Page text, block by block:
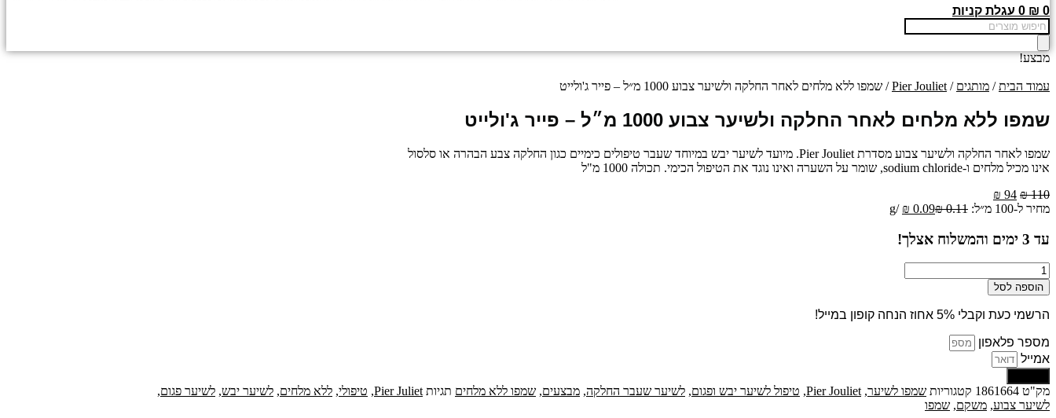
₪ 0
0 עגלת קניות
Products
search
מבצע!
עמוד הבית/ מותגים /
Pier Jouliet/ שמפו ללא מלחים לאחר החלקה ולשיער צבוע 1000 מ״ל – פייר ג'ולייט
שמפו ללא מלחים לאחר החלקה ולשיער צבוע 1000 מ״ל – פייר ג'ולייט
שמפו לאחר החלקה ולשיער צבוע מסדרת Pier Jouliet. מיועד לשיער יבש במיוחד שעבר טיפולים כימיים כגון החלקה צבע הבהרה או סלסול
אינו מכיל מלחים ו-sodium chloride, שומר על השערה ואינו נוגד את הטיפול הכימי. תכולה 1000 מ"ל
₪110
המחיר
המקורי
₪ 110.
₪ 94
הנוכחי
₪ 94.
מחיר ל-100 מ״ל: ₪0.11
₪ 0.09
/
g
עד 3 ימים והמשלוח אצלך!
כמות
של
שמפו
ללא
לאחר
החלקה
ולשיער
צבוע
1000
מ״ל
הוספה לסל
הרשמי כעת וקבלי 5% אחוז הנחה קופון במייל!
מספר פלאפון
אמייל
מק"ט 1861664 קטגוריות שמפו לשיער,
Pier Jouliet
, טיפול לשיער יבש ופגום, לשיער שעבר החלקה, מבצעים, שמפו ללא מלחים תגיות Pier Juliet
, טיפולי, ללא מלחים, לשיער יבש, לשיער פגום,
לשיער צבוע, משקם, שמפו